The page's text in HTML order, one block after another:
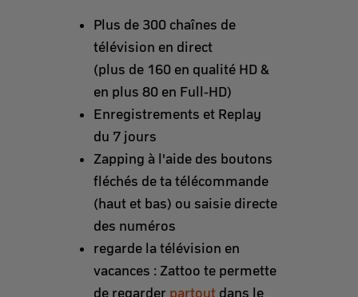
Plus de 300 chaînes de
télévision en direct
(plus de 160 en qualité HD &
en plus 80 en Full-HD)
Enregistrements et Replay
du 7 jours
Zapping à l'aide des boutons
fléchés de ta télécommande
(haut et bas) ou saisie directe
des numéros
regarde la télévision en
vacances : Zattoo te permette
de regarder partout dans le